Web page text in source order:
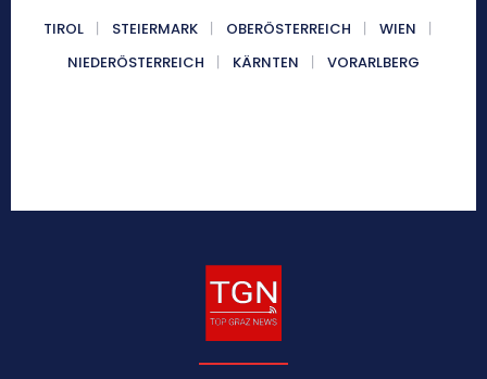
TIROL STEIERMARK OBERÖSTERREICH
WIEN
NIEDERÖSTERREICH
KÄRNTEN VORARLBERG